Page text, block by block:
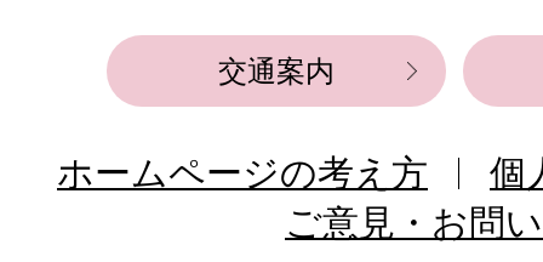
交通案内
ホームページの考え方
個
ご意見・お問